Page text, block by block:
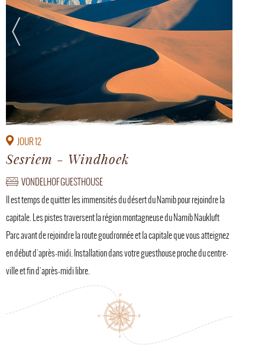
JOUR 12
Sesriem - Windhoek
VONDELHOF GUESTHOUSE
Il est temps de quitter les immensités du désert du Namib pour rejoindre la
capitale. Les pistes traversent la région montagneuse du Namib Naukluft
Parc avant de rejoindre la route goudronnée et la capitale que vous atteignez
en début d'après-midi. Installation dans votre guesthouse proche du centre-
ville et fin d'après-midi libre.